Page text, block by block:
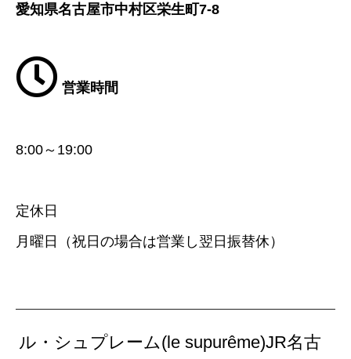
愛知県名古屋市中村区栄生町7-8
営業時間
8:00～19:00
定休日
月曜日（祝日の場合は営業し翌日振替休）
ル・シュプレーム(le supurême)JR名古